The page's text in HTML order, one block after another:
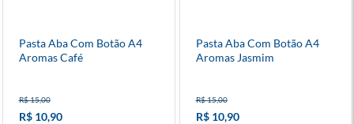
Pasta Aba Com Botão A4
Aromas Café
R$ 15,00
R$ 10,90
Pasta Aba Com Botão A4
Aromas Jasmim
R$ 15,00
R$ 10,90